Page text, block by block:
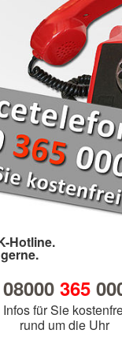
Hotline.
08000 365
Infos für Sie
rund um die Uhr